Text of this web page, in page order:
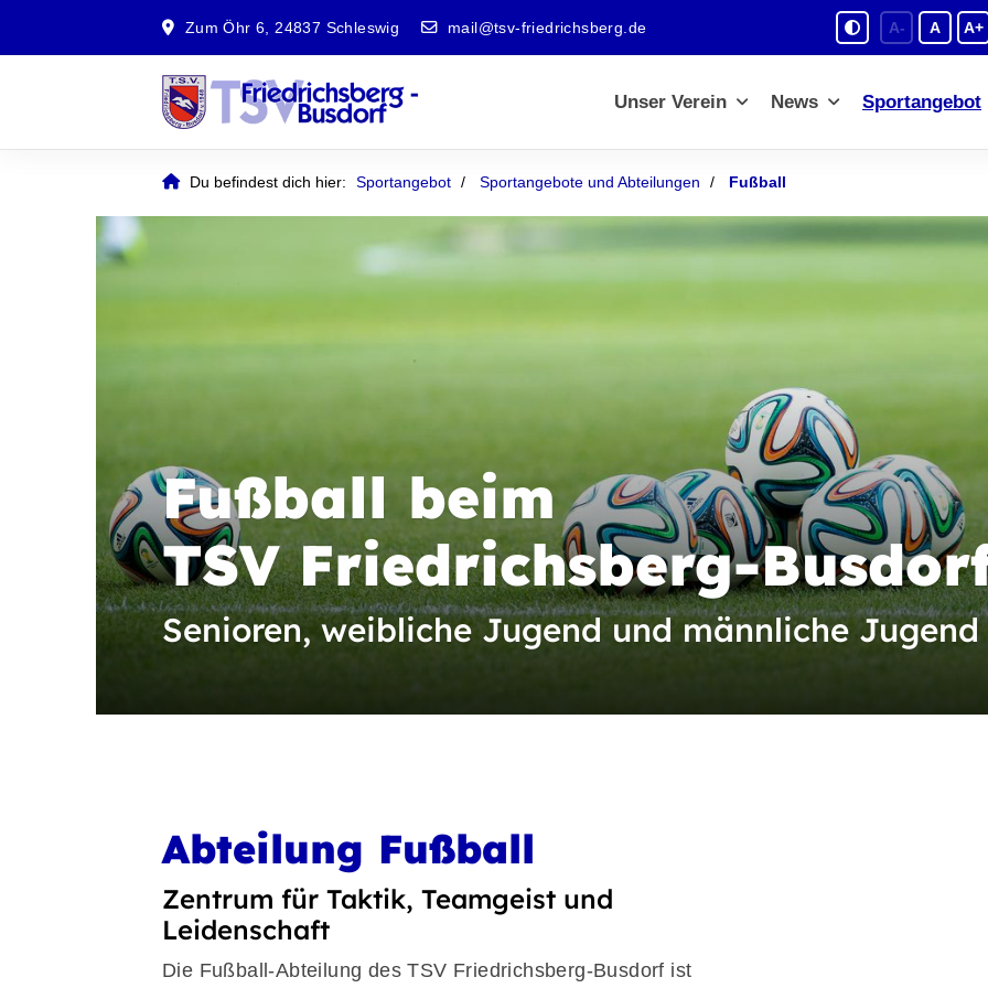
Zum Öhr 6, 24837 Schleswig mail@tsv-friedrichsberg.de A- A A+
Unser Verein News Sportangebot
Du befindest dich hier: Sportangebot Sportangebote und Abteilungen Fußball
Fußball beim
TSV Friedrichsberg-
Senioren, weibliche Jugend und männliche Jugend
Abteilung Fußball
Zentrum für Taktik, Teamgeist und
Leidenschaft
Die Fußball-Abteilung des TSV Friedrichsberg-Busdorf ist
Quicklinks